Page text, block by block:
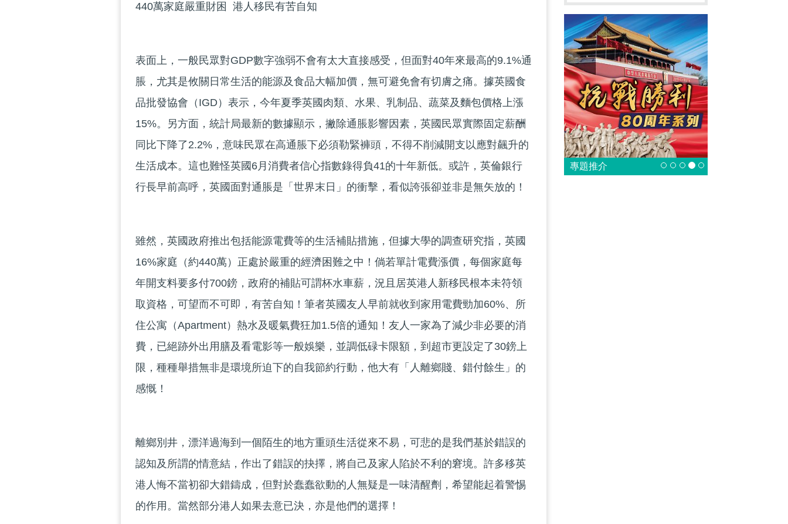
440萬家庭嚴重財困 港人移民有苦自知
表面上，一般民眾對GDP數字強弱不會有太大直接感受，但面對40年來最高的9.1%通
脹，尤其是攸關日常生活的能源及食品大幅加價，無可避免會有切膚之痛。據英國食
品批發協會（IGD）表示，今年夏季英國肉類、水果、乳制品、蔬菜及麵包價格上漲
15%。另方面，統計局最新的數據顯示，撇除通脹影響因素，英國民眾實際固定薪酬
同比下降了2.2%，意味民眾在高通脹下必須勒緊褲頭，不得不削減開支以應對飆升的
生活成本。這也難怪英國6月消費者信心指數錄得負41的十年新低。或許，英倫銀行
行長早前高呼，英國面對通脹是「世界末日」的衝擊，看似誇張卻並非是無矢放的！
雖然，英國政府推出包括能源電費等的生活補貼措施，但據大學的調查研究指，英國
16%家庭（約440萬）正處於嚴重的經濟困難之中！倘若單計電費漲價，每個家庭每
年開支料要多付700鎊，政府的補貼可謂杯水車薪，況且居英港人新移民根本未符領
取資格，可望而不可即，有苦自知！筆者英國友人早前就收到家用電費勁加60%、所
住公寓（Apartment）熱水及暖氣費狂加1.5倍的通知！友人一家為了減少非必要的消
費，已絕跡外出用膳及看電影等一般娛樂，並調低碌卡限額，到超市更設定了30鎊上
限，種種舉措無非是環境所迫下的自我節約行動，他大有「人離鄉賤、錯付餘生」的
感慨！
離鄉別井，漂洋過海到一個陌生的地方重頭生活從來不易，可悲的是我們基於錯誤的
認知及所謂的情意結，作出了錯誤的抉擇，將自己及家人陷於不利的窘境。許多移英
港人悔不當初卻大錯鑄成，但對於蠢蠢欲動的人無疑是一味清醒劑，希望能起着警惕
的作用。當然部分港人如果去意已決，亦是他們的選擇！
專題推介